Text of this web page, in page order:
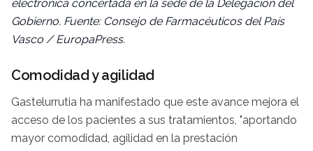
electrónica concertada en la sede de la Delegación del
Gobierno. Fuente: Consejo de Farmacéuticos del País
Vasco / EuropaPress.
Comodidad y agilidad
Gastelurrutia ha manifestado que este avance mejora el
acceso de los pacientes a sus tratamientos, "aportando
mayor comodidad, agilidad en la prestación